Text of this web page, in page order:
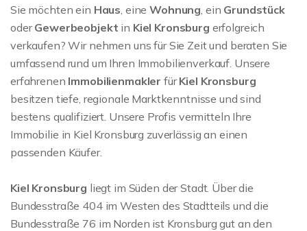
Sie möchten ein Haus , eineWohnung , ein Grundstück
oderGewerbeobjekt in Kiel Kronsburg erfolgreich
verkaufen? Wir nehmen uns für Sie Zeit und beraten Sie
umfassend rund um Ihren Immobilienverkauf. Unsere
erfahrenen Immobilienmakler fürKiel Kronsburg
besitzen tiefe, regionale Marktkenntnisse und sind
bestens qualifiziert. Unsere Profis vermitteln Ihre
Immobilie in Kiel Kronsburg zuverlässig an einen
passenden Käufer.
Kiel Kronsburg liegt im Süden der Stadt. Über die
Bundesstraße 404 im Westen des Stadtteils und die
Bundesstraße 76 im Norden ist Kronsburg gut an den